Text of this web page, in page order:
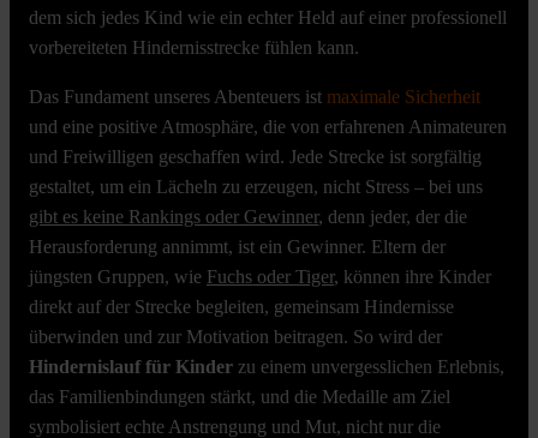
dem sich jedes Kind wie ein echter Held auf einer professionell
vorbereiteten Hindernisstrecke fühlen kann.
Das Fundament unseres Abenteuers ist maximale Sicherheit
und eine positive Atmosphäre, die von erfahrenen Animateuren
und Freiwilligen geschaffen wird. Jede Strecke ist sorgfältig
gestaltet, um ein Lächeln zu erzeugen, nicht Stress – bei uns
gibt es keine Rankings oder Gewinner, denn jeder, der die
Herausforderung annimmt, ist ein Gewinner. Eltern der
jüngsten Gruppen, wie Fuchs oder Tiger, können ihre Kinder
direkt auf der Strecke begleiten, gemeinsam Hindernisse
überwinden und zur Motivation beitragen. So wird der
Hindernislauf für Kinder zu einem unvergesslichen Erlebnis,
das Familienbindungen stärkt, und die Medaille am Ziel
symbolisiert echte Anstrengung und Mut, nicht nur die